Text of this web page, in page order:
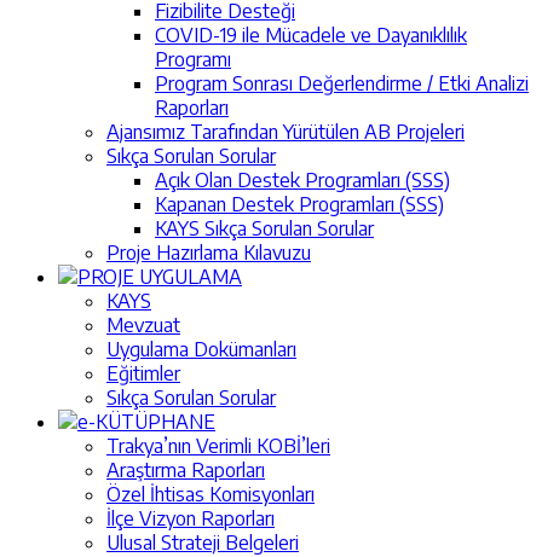
Fizibilite Desteği
COVID-19 ile Mücadele ve Dayanıklılık
Programı
Program Sonrası Değerlendirme / Etki Analizi
Raporları
Ajansımız Tarafından Yürütülen AB Projeleri
Sıkça Sorulan Sorular
Açık Olan Destek Programları (SSS)
Kapanan Destek Programları (SSS)
KAYS Sıkça Sorulan Sorular
Proje Hazırlama Kılavuzu
PROJE UYGULAMA
KAYS
Mevzuat
Uygulama Dokümanları
Eğitimler
Sıkça Sorulan Sorular
e-KÜTÜPHANE
Trakya’nın Verimli KOBİ’leri
Araştırma Raporları
Özel İhtisas Komisyonları
İlçe Vizyon Raporları
Ulusal Strateji Belgeleri